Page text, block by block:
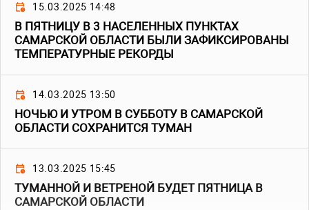
15.03.2025 14:48
В ПЯТНИЦУ В 3 НАСЕЛЕННЫХ ПУНКТАХ
САМАРСКОЙ ОБЛАСТИ БЫЛИ ЗАФИКСИРОВАНЫ
ТЕМПЕРАТУРНЫЕ РЕКОРДЫ
14.03.2025 13:50
НОЧЬЮ И УТРОМ В СУББОТУ В САМАРСКОЙ
ОБЛАСТИ СОХРАНИТСЯ ТУМАН
13.03.2025 15:45
ТУМАННОЙ И ВЕТРЕНОЙ БУДЕТ ПЯТНИЦА В
САМАРСКОЙ ОБЛАСТИ